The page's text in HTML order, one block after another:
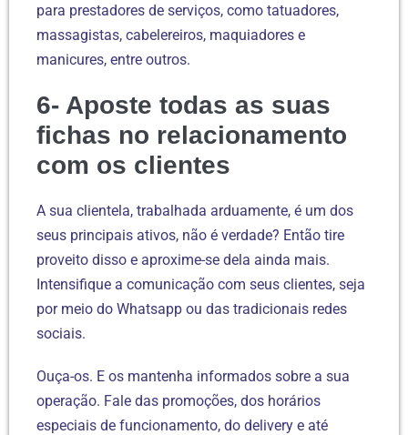
para prestadores de serviços, como tatuadores,
massagistas, cabelereiros, maquiadores e
manicures, entre outros.
6- Aposte todas as suas
fichas no relacionamento
com os clientes
A sua clientela, trabalhada arduamente, é um dos
seus principais ativos, não é verdade? Então tire
proveito disso e aproxime-se dela ainda mais.
Intensifique a comunicação com seus clientes, seja
por meio do Whatsapp ou das tradicionais redes
sociais.
Ouça-os. E os mantenha informados sobre a sua
operação. Fale das promoções, dos horários
especiais de funcionamento, do delivery e até